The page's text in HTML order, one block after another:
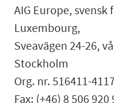
AIG Europe, svensk
Luxembourg,
Sveavägen 24-26,
Stockholm
Org. nr. 516411-
Fax: (+46) 8 506 920